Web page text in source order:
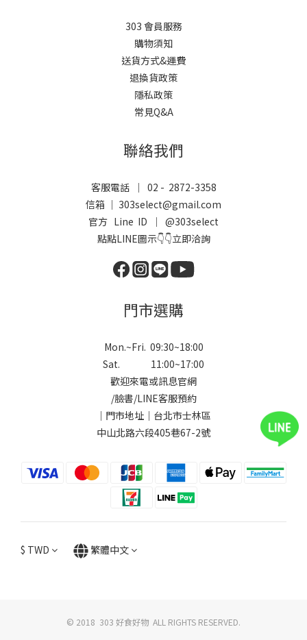
303 會員服務
購物須知
送貨方式&運費
退換貨政策
隱私政策
常見Q&A
聯絡我們
客服電話 ｜ 02 - 2872-3358
信箱 ｜ 303select@gmail.com
官方 Line ID ｜ @303select
點點LINE圖示👇👇立即洽詢
門市選購
Mon.~Fri. 09:30~18:00
Sat. 11:00~17:00
歡迎來電或訊息官網
/臉書/LINE客服預約
｜門市地址｜台北市士林區
中山北路六段405巷67-2號
$ TWD 繁體中文
© 2018 303 好食好物 ALL RIGHTS RESERVED.